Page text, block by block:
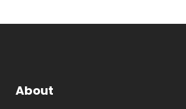
About